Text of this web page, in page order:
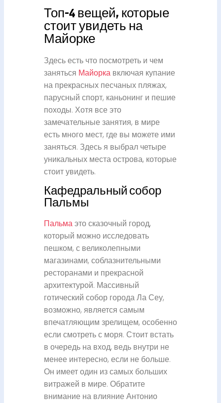
Топ-4 вещей, которые
стоит увидеть на
Майорке
Здесь есть что посмотреть и чем
заняться Майорка включая купание
на прекрасных песчаных пляжах,
парусный спорт, каньонинг и пешие
походы. Хотя все это
замечательные занятия, в мире
есть много мест, где вы можете ими
заняться. Здесь я выбрал четыре
уникальных места острова, которые
стоит увидеть.
Кафедральный собор
Пальмы
Пальмаэто сказочный город,
который можно исследовать
пешком, с великолепными
магазинами, соблазнительными
ресторанами и прекрасной
архитектурой. Массивный
готический собор города Ла Сеу,
возможно, является самым
впечатляющим зрелищем, особенно
если смотреть с моря. Стоит встать
в очередь на вход, ведь внутри не
менее интересно, если не больше.
Он имеет один из самых больших
витражей в мире. Обратите
внимание на влияние Антонио